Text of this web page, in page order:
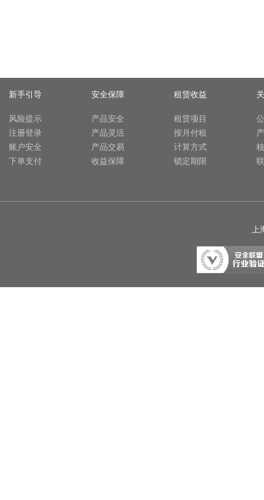
新手引导
风险提示
注册登录
账户安全
下单支付
安全保障
产品安全
产品灵活
产品交易
收益保障
租赁收益
租赁项目
按月付租
计算方式
锁定期限